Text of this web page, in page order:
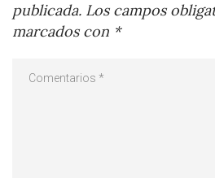
publicada. Los campos
marcados con *